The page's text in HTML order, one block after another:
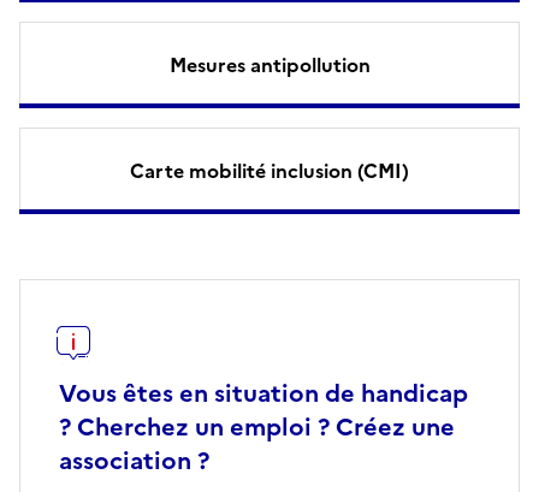
Mesures antipollution
Carte mobilité inclusion (CMI)
Vous êtes en situation de handicap
? Cherchez un emploi ? Créez une
association ?